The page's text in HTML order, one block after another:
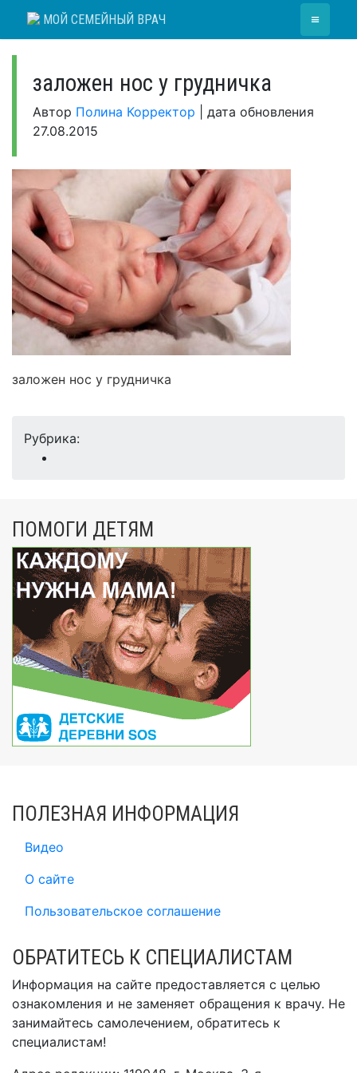
МОЙ СЕМЕЙНЫЙ ВРАЧ ≡
заложен нос у грудничка
Автор Полина Корректор
дата обновления
27.08.2015
заложен нос у грудничка
Рубрика:
ПОМОГИ ДЕТЯМ
ПОЛЕЗНАЯ ИНФОРМАЦИЯ
Видео
О сайте
Пользовательское соглашение
ОБРАТИТЕСЬ К СПЕЦИАЛИСТАМ
Информация на сайте предоставляется с целью
ознакомления и не заменяет обращения к врачу. Не
занимайтесь самолечением, обратитесь к
специалистам!